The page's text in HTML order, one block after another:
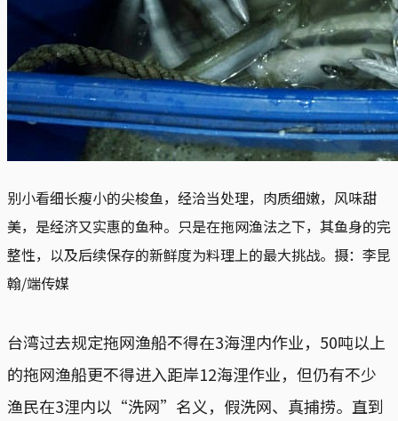
别小看细长瘦小的尖梭鱼，经洽当处理，肉质细嫩，风味甜
美，是经济又实惠的鱼种。只是在拖网渔法之下，其鱼身的完
整性，以及后续保存的新鲜度为料理上的最大挑战。摄：李昆
翰/端传媒
台湾过去规定拖网渔船不得在3海浬内作业，50吨以上
的拖网渔船更不得进入距岸12海浬作业，但仍有不少
渔民在3浬内以“洗网”名义，假洗网、真捕捞。直到